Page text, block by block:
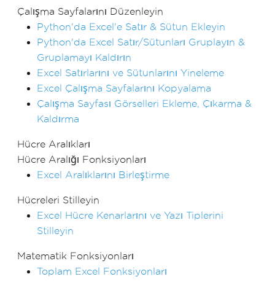
Çalışma Sayfalarını Düzenleyin
Python'da Excel'e Satır & Sütun Ekleyin
Python'da Excel Satır/Sütunları Gruplayın &
Gruplamayı Kaldırın
Excel Satırlarını ve Sütunlarını Yineleme
Excel Çalışma Sayfalarını Kopyalama
Çalışma Sayfası Görselleri Ekleme, Çıkarma &
Kaldırma
Hücre Aralıkları
Hücre Aralığı Fonksiyonları
Excel Aralıklarını Birleştirme
Hücreleri Stilleyin
Excel Hücre Kenarlarını ve Yazı Tiplerini
Stilleyin
Matematik Fonksiyonları
Toplam Excel Fonksiyonları